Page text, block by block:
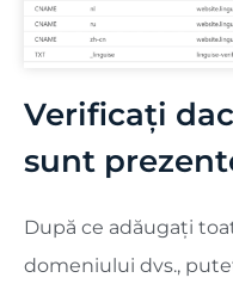
Verificați
sunt
După ce adăugați
domeniului dvs.,